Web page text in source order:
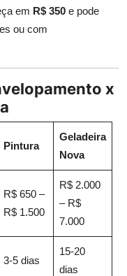
em R$ 350 e pode
ou com
x
Pintura
Geladeira
Nova
R$ 650 –
R$ 1.500
R$ 2.000
– R$
7.000
3-5 dias
15-20
dias